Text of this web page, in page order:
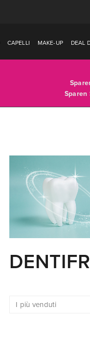
CAPELLI MAKE-UP DEAL
Sparen